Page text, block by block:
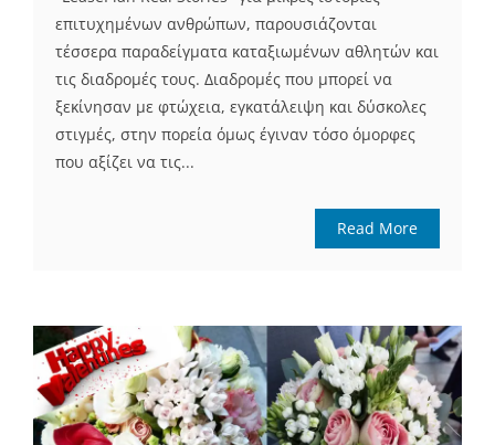
επιτυχημένων ανθρώπων, παρουσιάζονται
τέσσερα παραδείγματα καταξιωμένων αθλητών και
τις διαδρομές τους. Διαδρομές που μπορεί να
ξεκίνησαν με φτώχεια, εγκατάλειψη και δύσκολες
στιγμές, στην πορεία όμως έγιναν τόσο όμορφες
που αξίζει να τις...
Read More